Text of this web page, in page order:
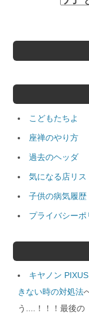
こどもたちよ
座禅のやり方
過去のヘッダ
気になる店リス
子供の病気履歴
プライバシーポ
キヤノン
きない時の対処法
う....！！！最後の